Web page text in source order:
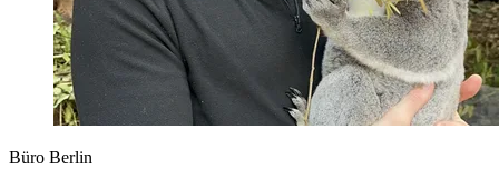
Büro Berlin